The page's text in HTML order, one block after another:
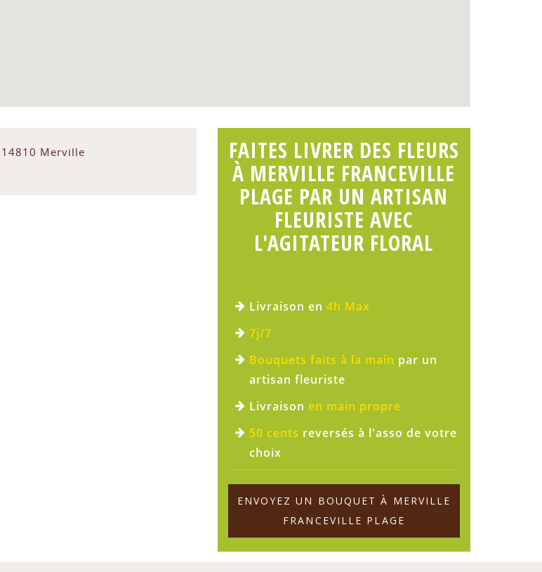
14810 Merville
FAITES LIVRER DES FLEURS
À MERVILLE FRANCEVILLE
PLAGE PAR UN ARTISAN
FLEURISTE AVEC
L'AGITATEUR FLORAL
Livraison en 4h Max
7j/7
Bouquets faits à la main par un
artisan fleuriste
Livraison en main propre
50 cents reversés à l'asso de votre
choix
ENVOYEZ UN BOUQUET À MERVILLE
FRANCEVILLE PLAGE